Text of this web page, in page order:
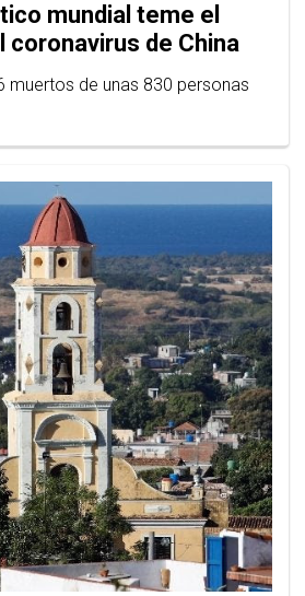
mundial teme el
coronavirus de China
muertos de unas 830 personas